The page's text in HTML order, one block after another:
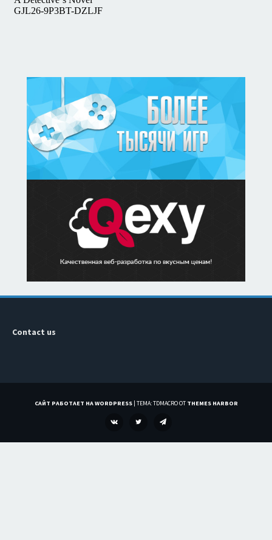
Contact us
САЙТ РАБОТАЕТ НА WORDPRESS | ТЕМА: TDMACRO ОТ THEMES HARBOR
TWITTER